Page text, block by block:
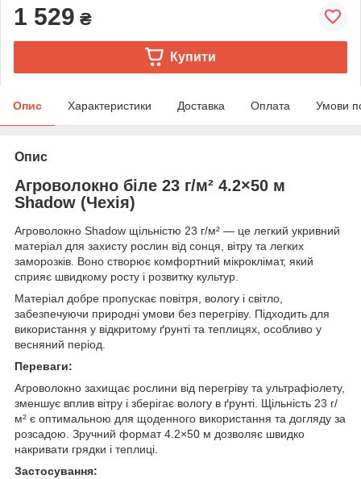
1 529 ₴
Купити
Опис Характеристики Доставка Оплата Умови
Опис
Агроволокно біле 23 г/м² 4.2×50 м
Shadow (Чехія)
Агроволокно Shadow щільністю 23 г/м² — це легкий укривний
матеріал для захисту рослин від сонця, вітру та легких
заморозків. Воно створює комфортний мікроклімат, який
сприяє швидкому росту і розвитку культур.
Матеріал добре пропускає повітря, вологу і світло,
забезпечуючи природні умови без перегріву. Підходить для
використання у відкритому ґрунті та теплицях, особливо у
весняний період.
Переваги:
Агроволокно захищає рослини від перегріву та ультрафіолету,
зменшує вплив вітру і зберігає вологу в ґрунті. Щільність 23 г/
м² є оптимальною для щоденного використання та догляду за
розсадою. Зручний формат 4.2×50 м дозволяє швидко
накривати грядки і теплиці.
Застосування: